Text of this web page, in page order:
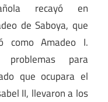
recayó en
de Saboya, que
como Amadeo I.
problemas para
que ocupara el
II, llevaron a los